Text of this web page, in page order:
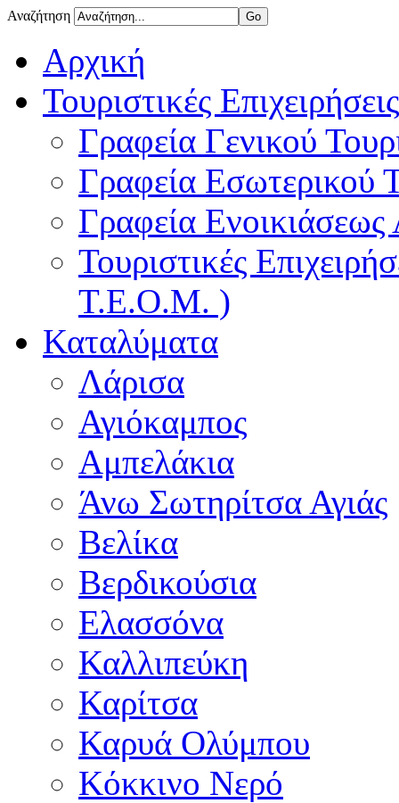
Αναζήτηση
Αρχική
Τουριστικές Επιχειρήσεις
Γραφεία Γενικού
Γραφεία Εσωτερικού
Γραφεία
Τουριστικές
Τ.Ε.Ο.Μ. )
Καταλύματα
Λάρισα
Αγιόκαμπος
Αμπελάκια
Άνω Σωτηρίτσα Αγιάς
Βελίκα
Βερδικούσια
Ελασσόνα
Καλλιπεύκη
Καρίτσα
Καρυά Ολύμπου
Κόκκινο Νερό